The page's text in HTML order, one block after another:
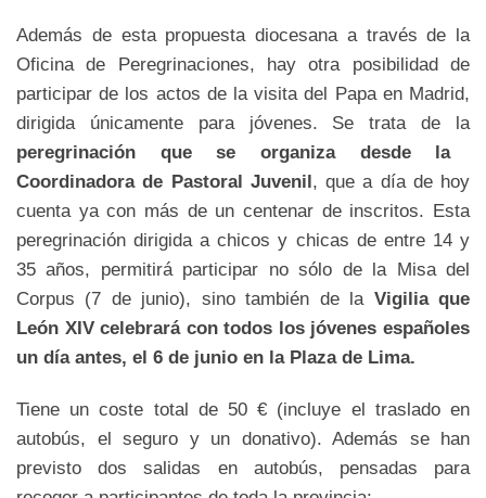
Además de esta propuesta diocesana a través de la
Oficina de Peregrinaciones, hay otra posibilidad de
participar de los actos de la visita del Papa en Madrid,
dirigida únicamente para jóvenes. Se trata de la
peregrinación que se organiza desde la
Coordinadora de Pastoral Juvenil, que a día de hoy
cuenta ya con más de un centenar de inscritos. Esta
peregrinación dirigida a chicos y chicas de entre 14 y
35 años, permitirá participar no sólo de la Misa del
Corpus (7 de junio), sino también de la Vigilia que
León XIV celebrará con todos los jóvenes españoles
un día antes, el 6 de junio en la Plaza de Lima.
Tiene un coste total de 50 € (incluye el traslado en
autobús, el seguro y un donativo). Además se han
previsto dos salidas en autobús, pensadas para